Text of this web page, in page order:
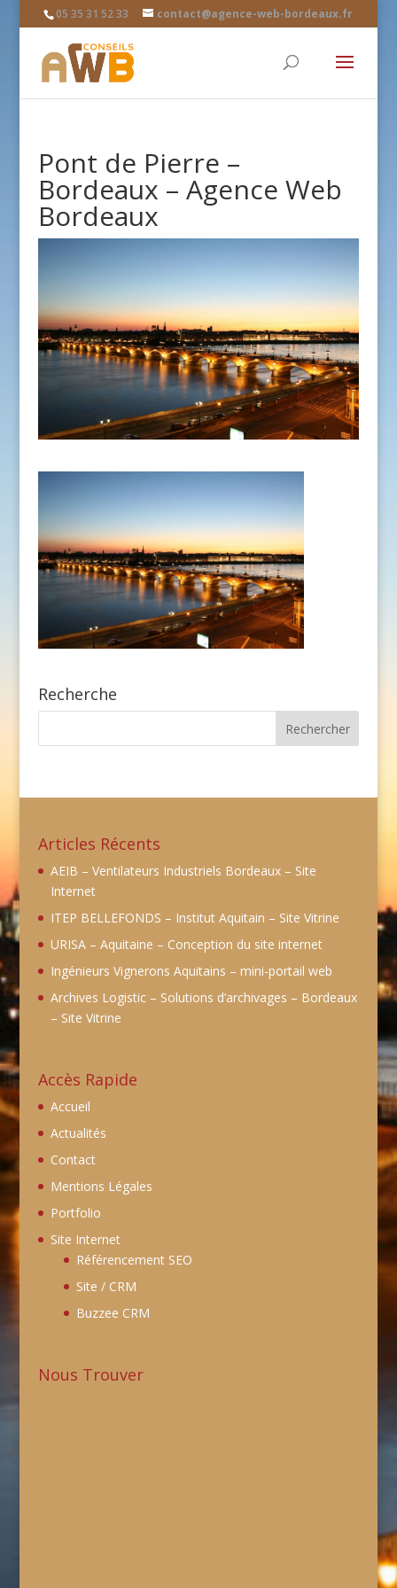
05 35 31 52 33 contact@agence-web-bordeaux.fr
Pont de Pierre –
Bordeaux – Agence Web
Bordeaux
Recherche
Articles Récents
AEIB – Ventilateurs Industriels Bordeaux – Site
Internet
ITEP BELLEFONDS – Institut Aquitain – Site Vitrine
URISA – Aquitaine – Conception du site internet
Ingénieurs Vignerons Aquitains – mini-portail web
Archives Logistic – Solutions d’archivages – Bordeaux
– Site Vitrine
Accès Rapide
Accueil
Actualités
Contact
Mentions Légales
Portfolio
Site Internet
Référencement SEO
Site / CRM
Buzzee CRM
Nous Trouver